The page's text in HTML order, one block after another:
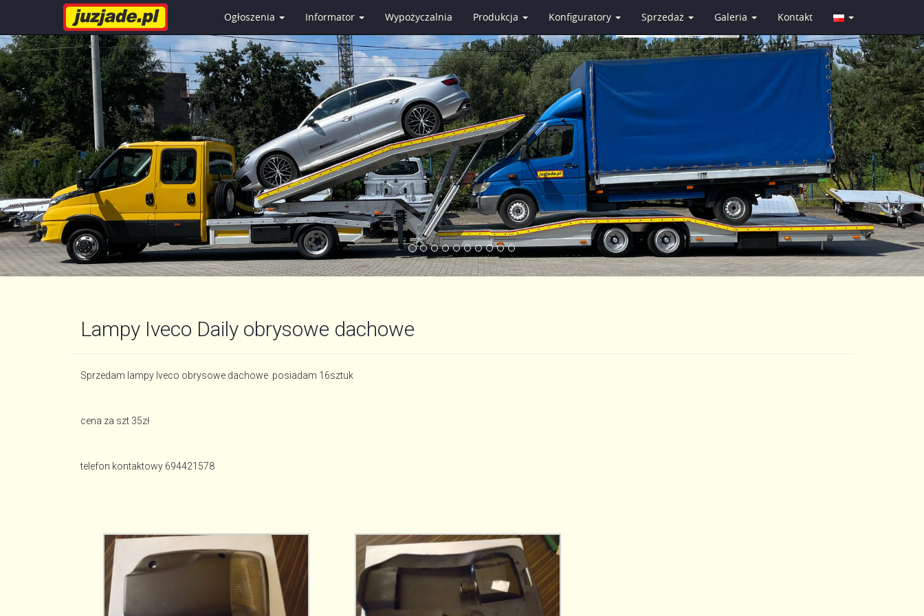
Ogłoszenia Informator Wypożyczalnia Produkcja Konfiguratory Sprzedaż Galeria Kontakt
Lampy Iveco Daily obrysowe dachowe
Sprzedam lampy Iveco obrysowe dachowe posiadam 16sztuk
cena za szt 35zł
telefon kontaktowy 694421578